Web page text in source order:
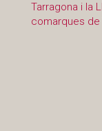
Tarragona i la
comarques de